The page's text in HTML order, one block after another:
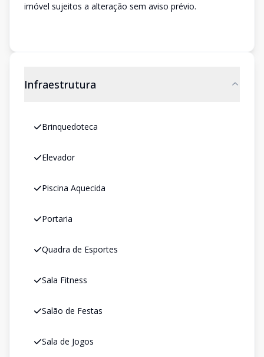
imóvel sujeitos a alteração sem aviso prévio.
Infraestrutura
Brinquedoteca
Elevador
Piscina Aquecida
Portaria
Quadra de Esportes
Sala Fitness
Salão de Festas
Sala de Jogos